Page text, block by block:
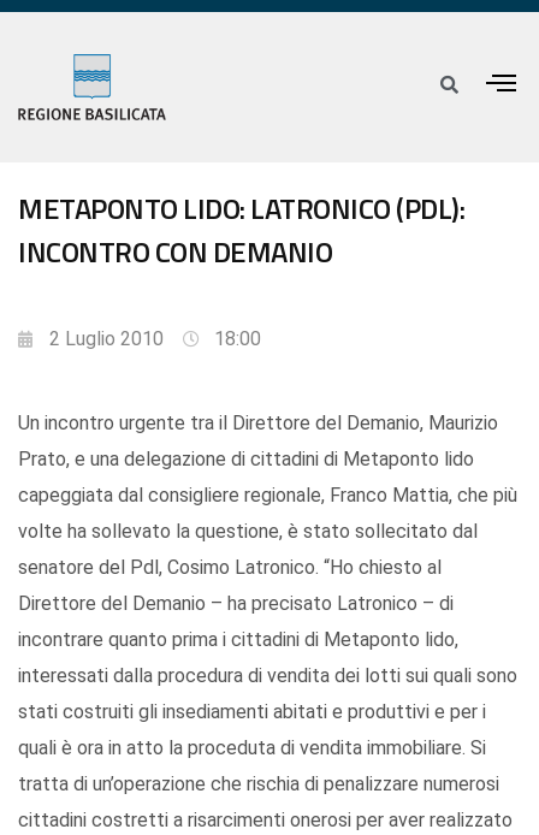
METAPONTO LIDO: LATRONICO (PDL):
INCONTRO CON DEMANIO
2 Luglio 2010 18:00
Un incontro urgente tra il Direttore del Demanio, Maurizio
Prato, e una delegazione di cittadini di Metaponto lido
capeggiata dal consigliere regionale, Franco Mattia, che più
volte ha sollevato la questione, è stato sollecitato dal
senatore del Pdl, Cosimo Latronico. “Ho chiesto al
Direttore del Demanio – ha precisato Latronico – di
incontrare quanto prima i cittadini di Metaponto lido,
interessati dalla procedura di vendita dei lotti sui quali sono
stati costruiti gli insediamenti abitati e produttivi e per i
quali è ora in atto la proceduta di vendita immobiliare. Si
tratta di un’operazione che rischia di penalizzare numerosi
cittadini costretti a risarcimenti onerosi per aver realizzato